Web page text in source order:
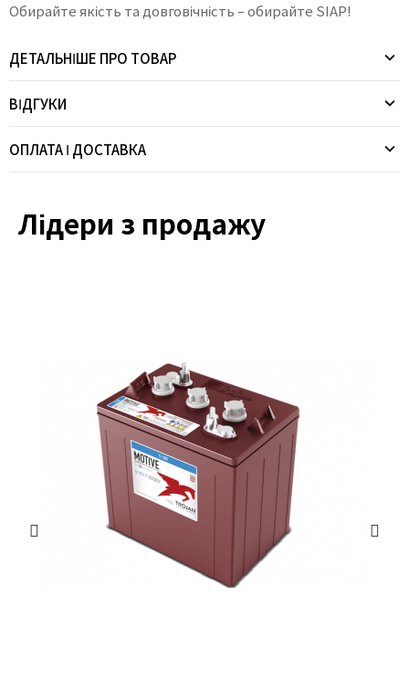
Обирайте якість та довговічність – обирайте SIAP!
ДЕТАЛЬНІШЕ ПРО ТОВАР
ВІДГУКИ
ОПЛАТА І ДОСТАВКА
Лідери з продажу